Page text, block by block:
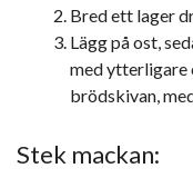
Bred ett lager
Lägg på ost,
med ytterligare
brödskivan,
Stek mackan: